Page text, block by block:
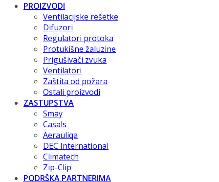
PROIZVODI
Ventilacijske rešetke
Difuzori
Regulatori protoka
Protukišne žaluzine
Prigušivači zvuka
Ventilatori
Zaštita od požara
Ostali proizvodi
ZASTUPSTVA
Smay
Casals
Aerauliqa
DEC International
Climatech
Zip-Clip
PODRŠKA PARTNERIMA